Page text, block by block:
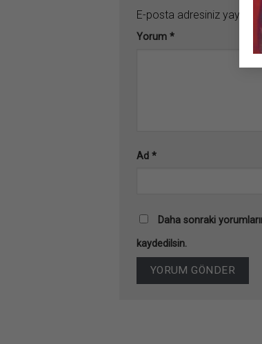
E-posta adresiniz
Yorum *
Ad *
Daha sonraki
kaydedilsin.